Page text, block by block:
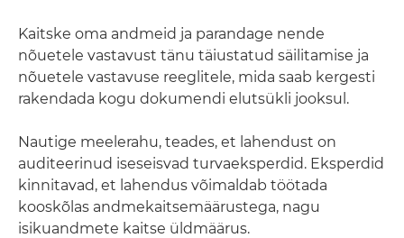
Kaitske oma andmeid ja parandage nende
nõuetele vastavust tänu täiustatud säilitamise ja
nõuetele vastavuse reeglitele, mida saab kergesti
rakendada kogu dokumendi elutsükli jooksul.
Nautige meelerahu, teades, et lahendust on
auditeerinud iseseisvad turvaeksperdid. Eksperdid
kinnitavad, et lahendus võimaldab töötada
kooskõlas andmekaitsemäärustega, nagu
isikuandmete kaitse üldmäärus.